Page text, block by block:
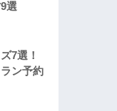
選
7選！
ン予約